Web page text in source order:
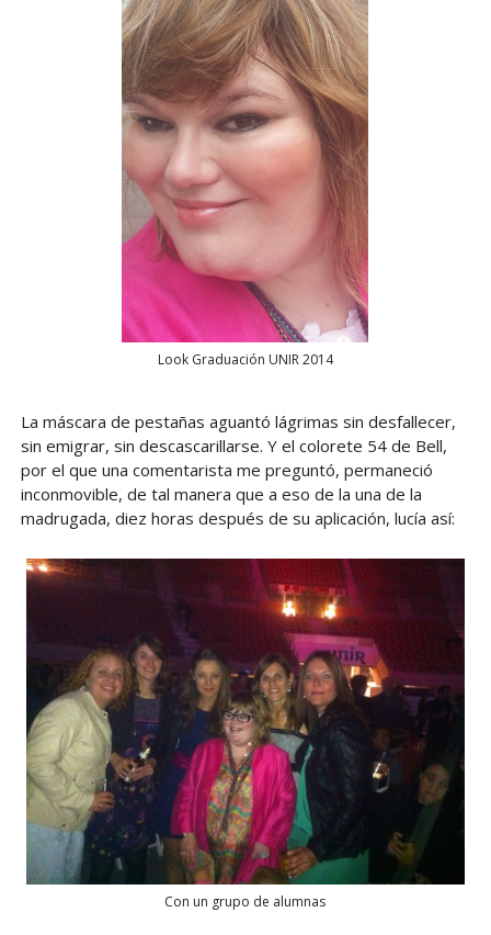
Look Graduación UNIR 2014
La máscara de pestañas aguantó lágrimas sin desfallecer,
sin emigrar, sin descascarillarse. Y el colorete 54 de Bell,
por el que una comentarista me preguntó, permaneció
inconmovible, de tal manera que a eso de la una de la
madrugada, diez horas después de su aplicación, lucía así:
Con un grupo de alumnas